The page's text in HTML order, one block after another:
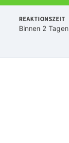
REAKTIONSZEIT
Binnen 2 Tagen